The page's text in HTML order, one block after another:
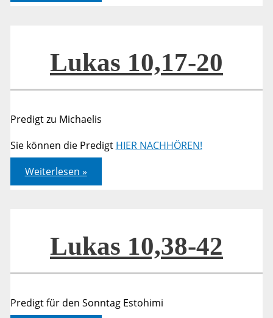
20
Lukas 10,17-20
Predigt zu Michaelis
Sie können die Predigt HIER NACHHÖREN!
Lukas
10,17-
20
Weiterlesen »
Lukas 10,38-42
Predigt für den Sonntag Estohimi